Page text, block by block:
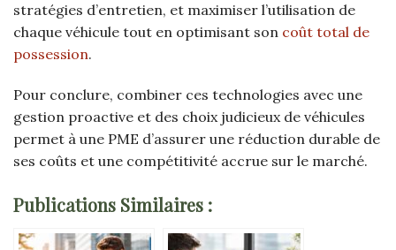
stratégies d’entretien, et maximiser l’utilisation de
chaque véhicule tout en optimisant son coût total de
possession.
Pour conclure, combiner ces technologies avec une
gestion proactive et des choix judicieux de véhicules
permet à une PME d’assurer une réduction durable de
ses coûts et une compétitivité accrue sur le marché.
Publications Similaires :